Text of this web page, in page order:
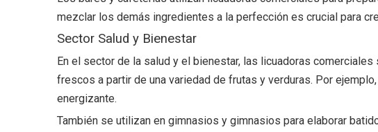
mezclar los demás ingredientes a la perfección es crucial para
Sector Salud y Bienestar
En el sector de la salud y el bienestar, las licuadoras
frescos a partir de una variedad de frutas y verduras. Por
energizante.
También se utilizan en gimnasios y gimnasios para elaborar